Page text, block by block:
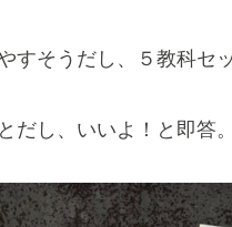
すそうだし、５教科セ
だし、いいよ！と即答。